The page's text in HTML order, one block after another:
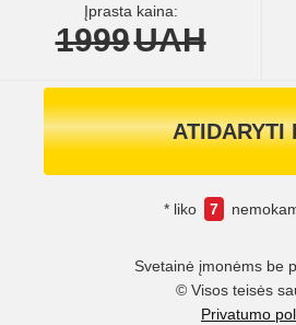
Įprasta kaina:
1999UAH
ATIDARYTI
* liko 7
Svetainė įmonėms be
© Visos teisės
Privatumo